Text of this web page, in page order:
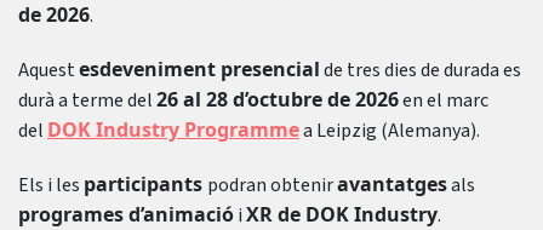
de 2026.
Aquestesdeveniment presencialde tres dies de durada es
durà a terme del26 al 28 d’octubre de 2026en el marc
del DOK Industry Programmea Leipzig (Alemanya).
Els i les participants podran obteniravantatgesals
programes d’animacióiXR de DOK Industry.